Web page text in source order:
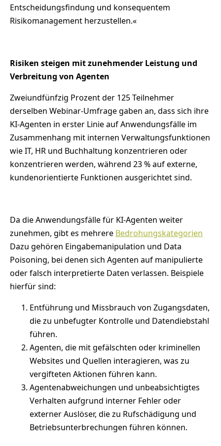
Entscheidungsfindung und konsequentem
Risikomanagement herzustellen.«
Risiken steigen mit zunehmender Leistung und
Verbreitung von Agenten
Zweiundfünfzig Prozent der 125 Teilnehmer
derselben Webinar-Umfrage gaben an, dass sich ihre
KI-Agenten in erster Linie auf Anwendungsfälle im
Zusammenhang mit internen Verwaltungsfunktionen
wie IT, HR und Buchhaltung konzentrieren oder
konzentrieren werden, während 23 % auf externe,
kundenorientierte Funktionen ausgerichtet sind.
Da die Anwendungsfälle für KI-Agenten weiter
zunehmen, gibt es mehrere Bedrohungskategorien
Dazu gehören Eingabemanipulation und Data
Poisoning, bei denen sich Agenten auf manipulierte
oder falsch interpretierte Daten verlassen. Beispiele
hierfür sind:
Entführung und Missbrauch von Zugangsdaten,
die zu unbefugter Kontrolle und Datendiebstahl
führen.
Agenten, die mit gefälschten oder kriminellen
Websites und Quellen interagieren, was zu
vergifteten Aktionen führen kann.
Agentenabweichungen und unbeabsichtigtes
Verhalten aufgrund interner Fehler oder
externer Auslöser, die zu Rufschädigung und
Betriebsunterbrechungen führen können.